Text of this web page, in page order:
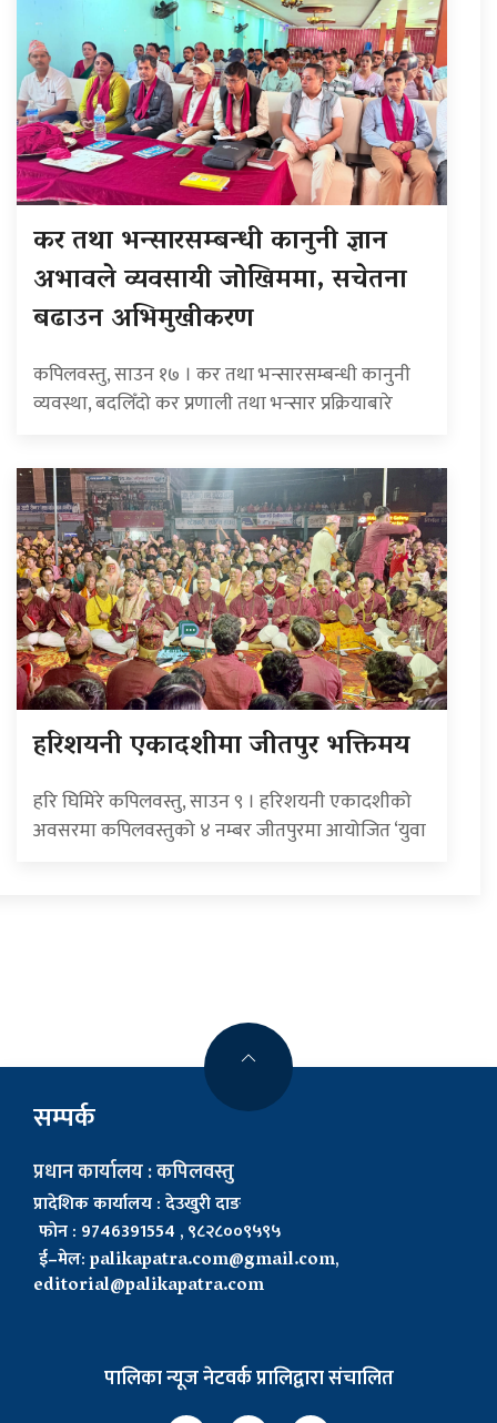
कर तथा भन्सारसम्बन्धी कानुनी ज्ञान
अभावले व्यवसायी जोखिममा, सचेतना
बढाउन अभिमुखीकरण
कपिलवस्तु, साउन १७ । कर तथा भन्सारसम्बन्धी कानुनी
व्यवस्था, बदलिँदो कर प्रणाली तथा भन्सार प्रक्रियाबारे
हरिशयनी एकादशीमा जीतपुर भक्तिमय
हरि घिमिरे कपिलवस्तु, साउन ९ । हरिशयनी एकादशीको
अवसरमा कपिलवस्तुको ४ नम्बर जीतपुरमा आयोजित ‘युवा
सम्पर्क
प्रधान कार्यालय : कपिलवस्तु
प्रादेशिक कार्यालय : देउखुरी दाङ
फोन : 9746391554 , ९८२८००९५९५
ई–मेल:palikapatra.com@gmail.com,
editorial@palikapatra.com
पालिका न्यूज नेटवर्क प्रालिद्वारा संचालित